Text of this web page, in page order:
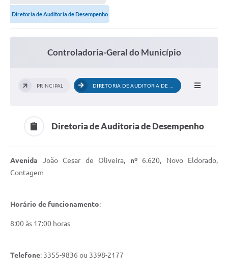
Diretoria de Auditoria de Desempenho
Controladoria-Geral do Município
PRINCIPAL
Diretoria de Auditoria de Desempenho
Avenida João Cesar de Oliveira, nº6.620, Novo Eldorado,
Contagem
Horário de funcionamento:
8:00 às 17:00 horas
Telefone: 3355-9836 ou 3398-2177